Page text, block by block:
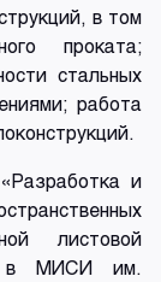
в том
проката;
стальных
работа
и
листовой
в МИСИ им.